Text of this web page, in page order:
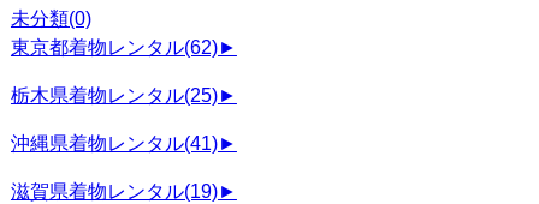
未分類(0)
東京都着物レンタル(62)►
栃木県着物レンタル(25)►
沖縄県着物レンタル(41)►
滋賀県着物レンタル(19)►